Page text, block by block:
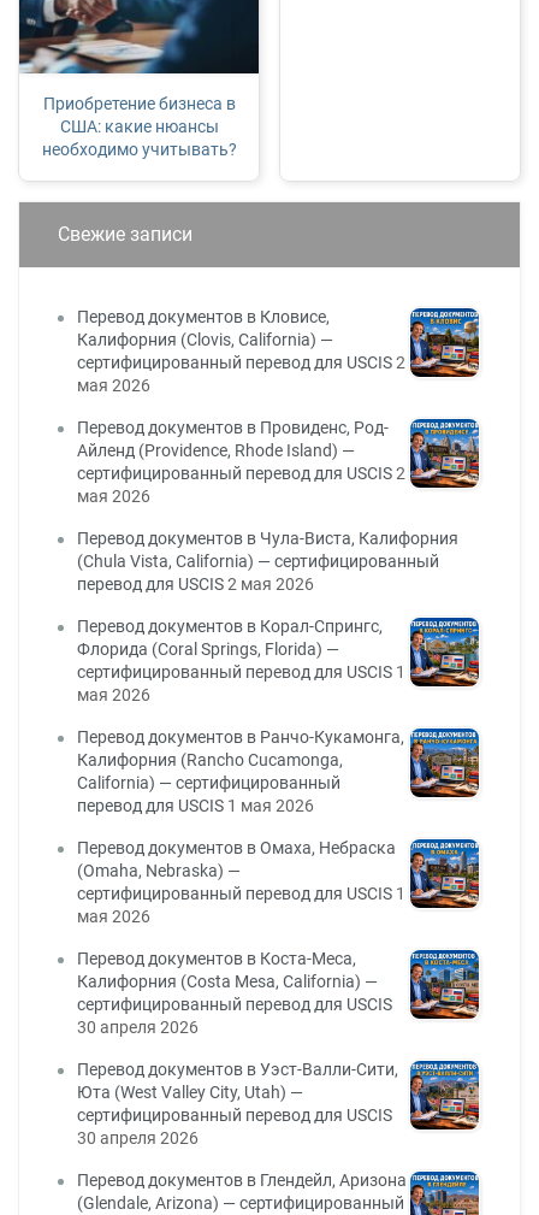
Приобретение бизнеса в
США: какие нюансы
необходимо учитывать?
Свежие записи
Перевод документов в Кловисе,
Калифорния (Clovis, California) —
сертифицированный перевод для USCIS2
мая 2026
Перевод документов в Провиденс, Род-
Айленд (Providence, Rhode Island) —
сертифицированный перевод для USCIS2
мая 2026
Перевод документов в Чула-Виста, Калифорния
(Chula Vista, California) — сертифицированный
перевод для USCIS2 мая 2026
Перевод документов в Корал-Спрингс,
Флорида (Coral Springs, Florida) —
сертифицированный перевод для USCIS 1
мая 2026
Перевод документов в Ранчо-Кукамонга,
Калифорния (Rancho Cucamonga,
California) — сертифицированный
перевод для USCIS 1 мая 2026
Перевод документов в Омаха, Небраска
(Omaha, Nebraska) —
сертифицированный перевод для USCIS 1
мая 2026
Перевод документов в Коста-Меса,
Калифорния (Costa Mesa, California) —
сертифицированный перевод для USCIS
30 апреля 2026
Перевод документов в Уэст-Валли-Сити,
Юта (West Valley City, Utah) —
сертифицированный перевод для USCIS
30 апреля 2026
Перевод документов в Глендейл, Аризона
(Glendale, Arizona) — сертифицированный